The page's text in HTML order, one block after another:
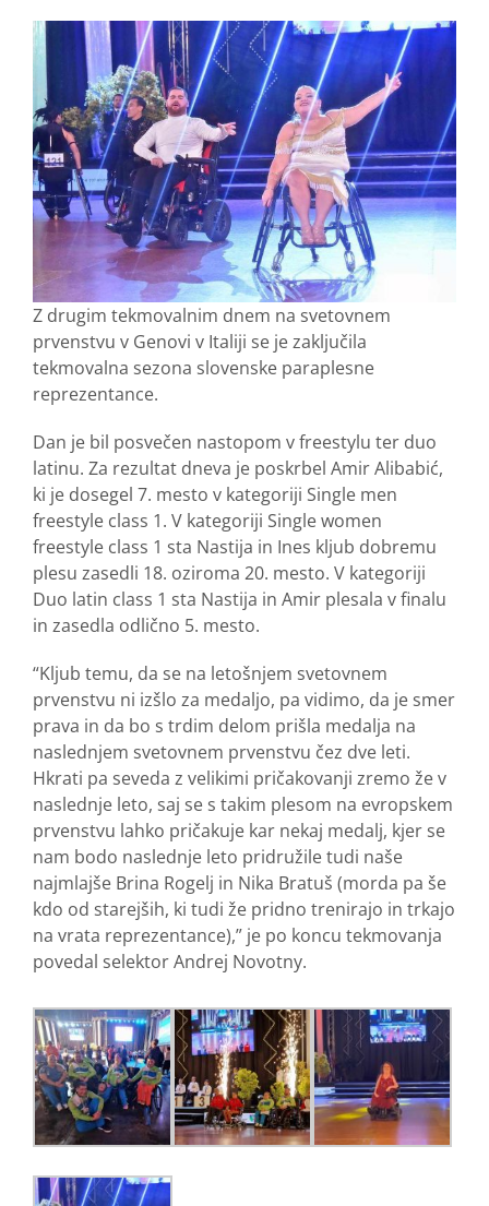
Z drugim tekmovalnim dnem na svetovnem
prvenstvu v Genovi v Italiji se je zaključila
tekmovalna sezona slovenske paraplesne
reprezentance.
Dan je bil posvečen nastopom v freestylu ter duo
latinu. Za rezultat dneva je poskrbel Amir Alibabić,
ki je dosegel 7. mesto v kategoriji Single men
freestyle class 1. V kategoriji Single women
freestyle class 1 sta Nastija in Ines kljub dobremu
plesu zasedli 18. oziroma 20. mesto. V kategoriji
Duo latin class 1 sta Nastija in Amir plesala v finalu
in zasedla odlično 5. mesto.
“Kljub temu, da se na letošnjem svetovnem
prvenstvu ni izšlo za medaljo, pa vidimo, da je smer
prava in da bo s trdim delom prišla medalja na
naslednjem svetovnem prvenstvu čez dve leti.
Hkrati pa seveda z velikimi pričakovanji zremo že v
naslednje leto, saj se s takim plesom na evropskem
prvenstvu lahko pričakuje kar nekaj medalj, kjer se
nam bodo naslednje leto pridružile tudi naše
najmlajše Brina Rogelj in Nika Bratuš (morda pa še
kdo od starejših, ki tudi že pridno trenirajo in trkajo
na vrata reprezentance),” je po koncu tekmovanja
povedal selektor Andrej Novotny.